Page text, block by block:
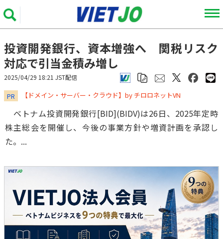
投資開発銀行、資本増強へ 関税リスク
対応で引当金積み増し
2025/04/29 18:21 JST配信
PR ​​​​​​​【ドメイン・サーバー・クラウド】by チロロネットVN
ベトナム投資開発銀行[BID](BIDV)は26日、2025年定時
株主総会を開催し、今後の事業方針や増資計画を承認し
た。...